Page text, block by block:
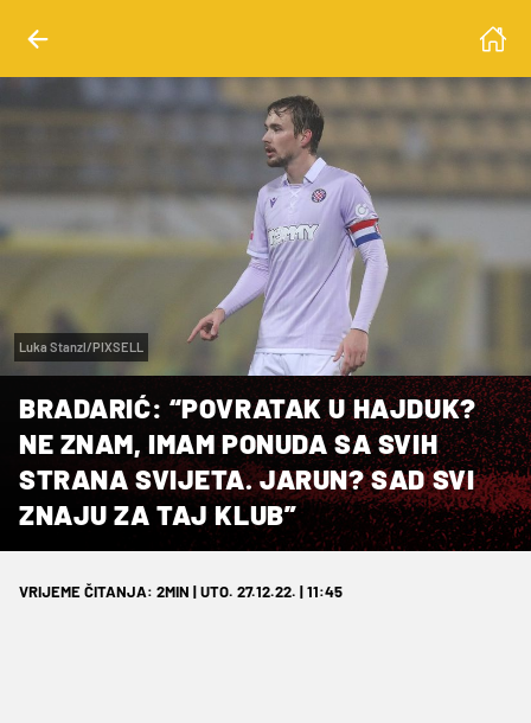
Luka Stanzl/PIXSELL
BRADARIĆ: “POVRATAK U HAJDUK?
NE ZNAM, IMAM PONUDA SA SVIH
STRANA SVIJETA. JARUN? SAD SVI
ZNAJU ZA TAJ KLUB”
VRIJEME ČITANJA: 2MIN | UTO. 27.12.22. | 11:45